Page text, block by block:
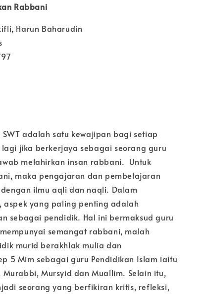
Rabbani
Harun Baharudin
adalah satu kewajipan bagi setiap
jika berkerjaya sebagai seorang guru
melahirkan insan rabbani. Untuk
maka pengajaran dan pembelajaran
ilmu aqli dan naqli. Dalam
aspek yang paling penting adalah
sebagai pendidik. Hal ini bermaksud guru
semangat rabbani, malah
murid berakhlak mulia dan
5 Mim sebagai guru Pendidikan Islam iaitu
Mursyid dan Muallim. Selain itu,
seorang yang berfikiran kritis, refleksi,